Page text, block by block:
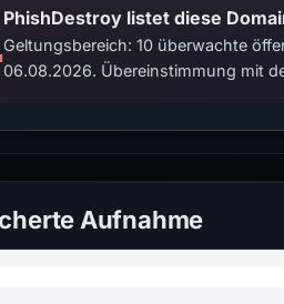
PhishDestroy listet diese
Geltungsbereich: 10 überwachte
06.08.2026. Übereinstimmung mit
Aufnahme